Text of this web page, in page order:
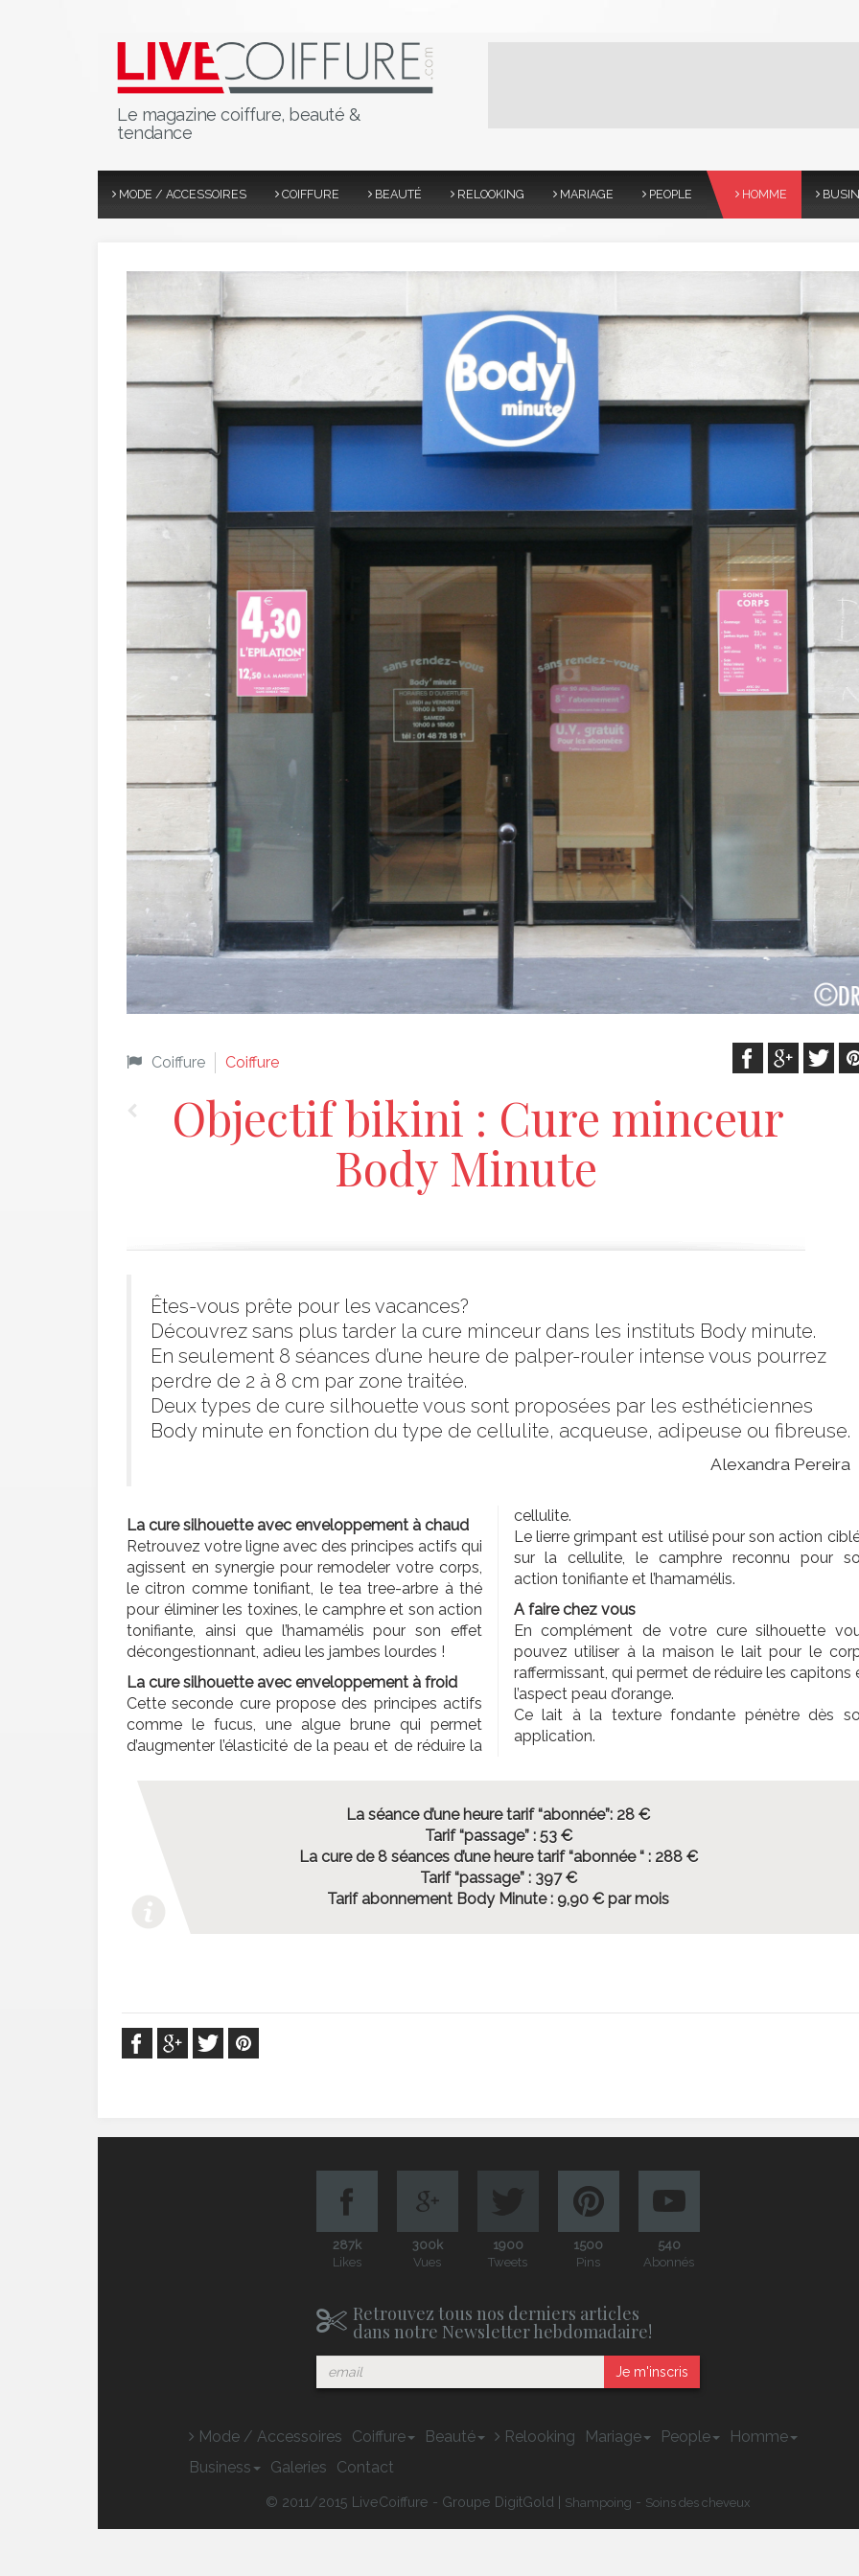
Le magazine coiffure, beauté &
tendance
MODE / ACCESSOIRES COIFFURE BEAUTÉ RELOOKING MARIAGE PEOPLE HOMME
Coiffure Coiffure
Objectif bikini : Cure minceur
Body Minute
Êtes-vous prête pour les vacances?
Découvrez sans plus tarder la cure minceur dans les instituts Body minute.
En seulement 8 séances d’une heure de palper-rouler intense vous pourrez
perdre de 2 à 8 cm par zone traitée.
Deux types de cure silhouette vous sont proposées par les esthéticiennes
Body minute en fonction du type de cellulite, acqueuse, adipeuse ou fibreuse.
Alexandra Pereira
La cure silhouette avec enveloppement à chaud
Retrouvez votre ligne avec des principes actifs qui
agissent en synergie pour remodeler votre corps,
le citron comme tonifiant, le tea tree-arbre à thé
pour éliminer les toxines, le camphre et son action
tonifiante, ainsi que l’hamamélis pour son effet
décongestionnant, adieu les jambes lourdes !
La cure silhouette avec enveloppement à froid
Cette seconde cure propose des principes actifs
comme le fucus, une algue brune qui permet
d’augmenter l’élasticité de la peau et de réduire la
cellulite.
Le lierre grimpant est utilisé pour son action
sur la cellulite, le camphre reconnu pour
action tonifiante et l’hamamélis.
A faire chez vous
En complément de votre cure silhouette
pouvez utiliser à la maison le lait pour le
raffermissant, qui permet de réduire les capitons
l’aspect peau d’orange.
Ce lait à la texture fondante pénètre dès
application.
La séance d’une heure tarif “abonnée”: 28 €
Tarif “passage” : 53 €
La cure de 8 séances d’une heure tarif “abonnée “ : 288 €
Tarif “passage” : 397 €
Tarif abonnement Body Minute : 9,90 € par mois
287k
Likes
300k
Vues
1900
Tweets
1500
Pins
540
Abonnés
Retrouvez tous nos derniers articles
dans notre Newsletter hebdomadaire!
Je m'inscris
Mode / Accessoires Coiffure Beauté Relooking Mariage People
Homme
Business
Galeries Contact
© 2011/2015 LiveCoiffure - Groupe DigitGold | Shampoing - Soins des cheveux